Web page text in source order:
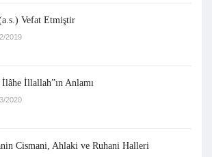
Vefat Etmiştir
2019
İllallah”ın Anlamı
2020
Cismani, Ahlaki ve Ruhani Halleri